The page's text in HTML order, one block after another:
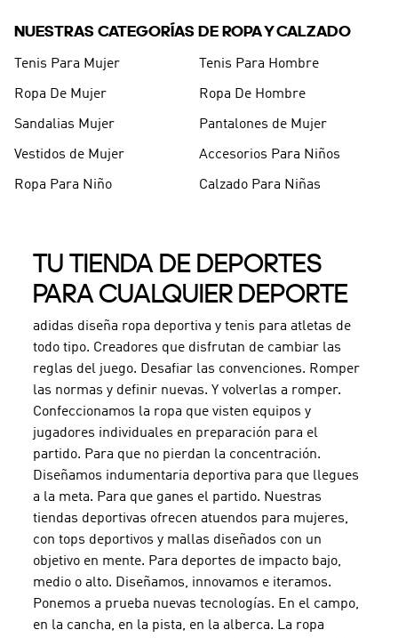
NUESTRAS CATEGORÍAS DE ROPA Y CALZADO
Tenis Para Mujer Tenis Para Hombre
Ropa De Mujer Ropa De Hombre
Sandalias Mujer Pantalones de Mujer
Vestidos de Mujer Accesorios Para Niños
Ropa Para Niño Calzado Para Niñas
TU TIENDA DE DEPORTES
PARA CUALQUIER DEPORTE
adidas diseña ropa deportiva y tenis para atletas de
todo tipo. Creadores que disfrutan de cambiar las
reglas del juego. Desafiar las convenciones. Romper
las normas y definir nuevas. Y volverlas a romper.
Confeccionamos la ropa que visten equipos y
jugadores individuales en preparación para el
partido. Para que no pierdan la concentración.
Diseñamos indumentaria deportiva para que llegues
a la meta. Para que ganes el partido. Nuestras
tiendas deportivas ofrecen atuendos para mujeres,
con tops deportivos y mallas diseñados con un
objetivo en mente. Para deportes de impacto bajo,
medio o alto. Diseñamos, innovamos e iteramos.
Ponemos a prueba nuevas tecnologías. En el campo,
en la cancha, en la pista, en la alberca. La ropa